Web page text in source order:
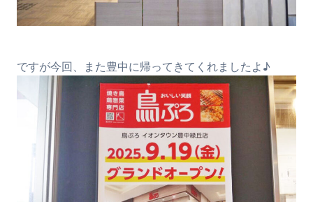
ですが今回、また豊中に帰ってきてくれましたよ♪